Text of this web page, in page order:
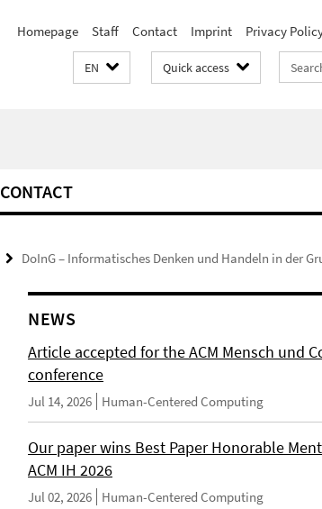
Homepage Staff Contact Imprint Privacy
EN Quick access
Search
terms
CONTACT
DoInG – Informatisches Denken und Handeln in der
NEWS
Article accepted for the ACM Mensch und
conference
Jul 14, 2026 Human-Centered Computing
Our paper wins Best Paper Honorable
ACM IH 2026
Jul 02, 2026 Human-Centered Computing